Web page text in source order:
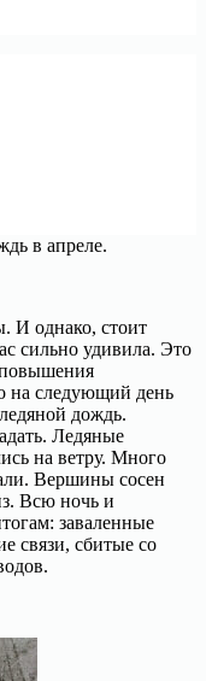
в апреле.
И однако, стоит
сильно удивила. Это
повышения
на следующий день
дождь.
Ледяные
на ветру. Много
Вершины сосен
Всю ночь и
заваленные
связи, сбитые со